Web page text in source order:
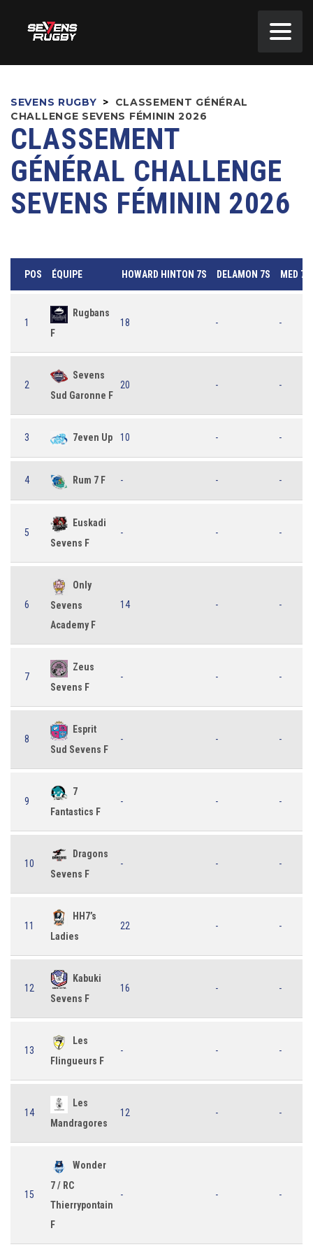
SEVENS RUGBY >
CLASSEMENT GÉNÉRAL
CHALLENGE SEVENS FÉMININ 2026
CLASSEMENT
GÉNÉRAL CHALLENGE
SEVENS FÉMININ 2026
POS ÉQUIPE HOWARD HINTON 7S DELAMON 7S MED 7S
1
Rugbans
F
18 - -
2
Sevens
Sud Garonne F
20 - -
3 7even Up 10 - -
4 Rum 7 F - - -
5
Euskadi
Sevens F
- - -
6
Only
Sevens
Academy F
14 - -
7
Zeus
Sevens F
- - -
8
Esprit
Sud Sevens F
- - -
9
7
Fantastics F
- - -
10
Dragons
Sevens F
- - -
11
HH7’s
Ladies
22 - -
12
Kabuki
Sevens F
16 - -
13
Les
Flingueurs F
- - -
14
Les
Mandragores
12 - -
15
Wonder
7 / RC
Thierrypontain
F
- - -